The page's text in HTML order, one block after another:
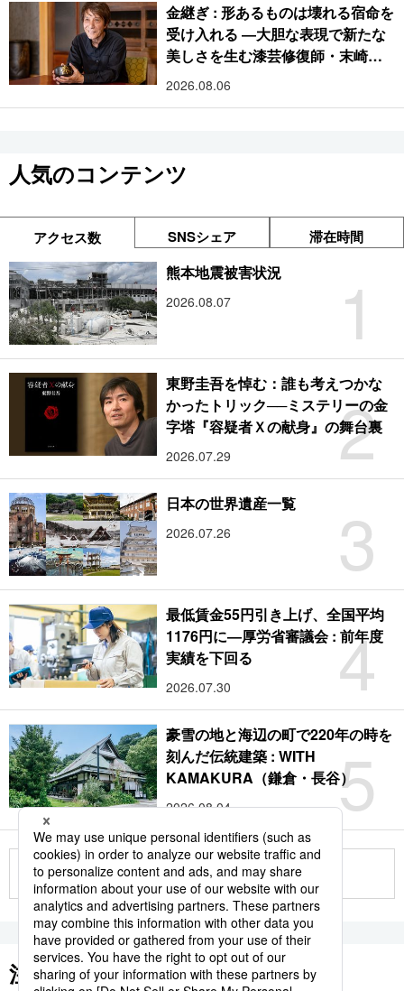
金継ぎ : 形あるものは壊れる宿命を
受け入れる ―大胆な表現で新たな
美しさを生む漆芸修復師・末崎広
樹
2026.08.06
人気のコンテンツ
アクセス数 SNSシェア 滞在時間
1
熊本地震被害状況
2026.08.07
2
東野圭吾を悼む：誰も考えつかな
かったトリック──ミステリーの金
字塔『容疑者Ｘの献身』の舞台裏
2026.07.29
3
日本の世界遺産一覧
2026.07.26
4
最低賃金55円引き上げ、全国平均
1176円に―厚労省審議会 : 前年度
実績を下回る
2026.07.30
5
豪雪の地と海辺の町で220年の時を
刻んだ伝統建築 : WITH
KAMAKURA（鎌倉・長谷）
2026.08.04
もっと見る
注目のキーワード